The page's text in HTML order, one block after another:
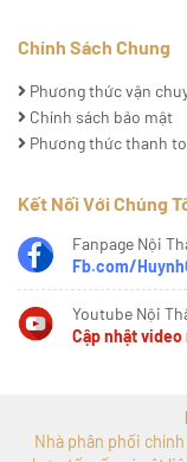
Chính Sách Chung
Phương thức vận
Chính sách bảo mật
Phương thức thanh
Kết Nối Với Chúng
Fanpage Nội
Fb.com/
Youtube Nội
Cập nhật
Nhà phân phối